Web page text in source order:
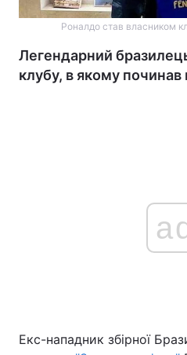
Роналдо став власником
Легендарний
клубу, в якому починав
Екс-нападник збірної